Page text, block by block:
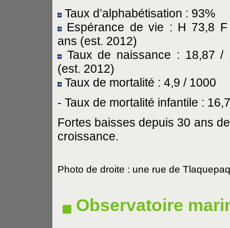
Taux d’alphabétisation : 93%
Espérance de vie : H 73,8 F
ans (est. 2012)
Taux de naissance : 18,87 /
(est. 2012)
Taux de mortalité : 4,9 / 1000
- Taux de mortalité infantile :
Fortes baisses depuis 30 ans
croissance.
Photo de droite : une rue de
Observatoire